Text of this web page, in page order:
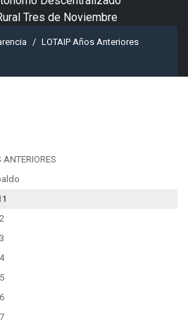
Tres de Noviembre
LOTAIP Años Anteriores